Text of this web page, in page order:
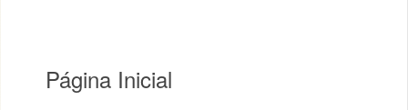
Página Inicial